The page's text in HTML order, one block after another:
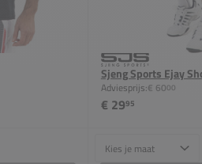
Sjeng Sports Ejay
Adviesprijs:€ 6000
€ 2995